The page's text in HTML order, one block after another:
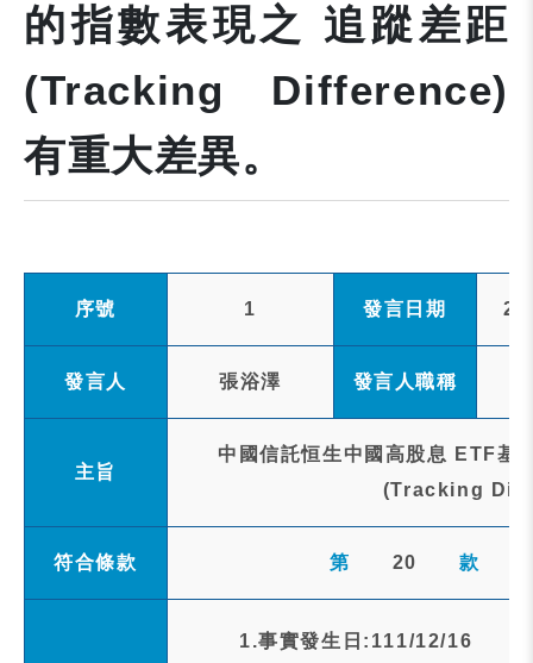
的指數表現之 追蹤差距
(Tracking Difference)
有重大差異。
序號 1 發言日期
發言人 張浴澤 發言人職稱
主旨
中國信託恒生中國高股息 ETF基
(Tracking
符合條款 第 20 款
1.事實發生日:111/12/16